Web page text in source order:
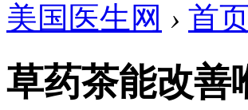
美国医生网 › 首
草药茶能改善